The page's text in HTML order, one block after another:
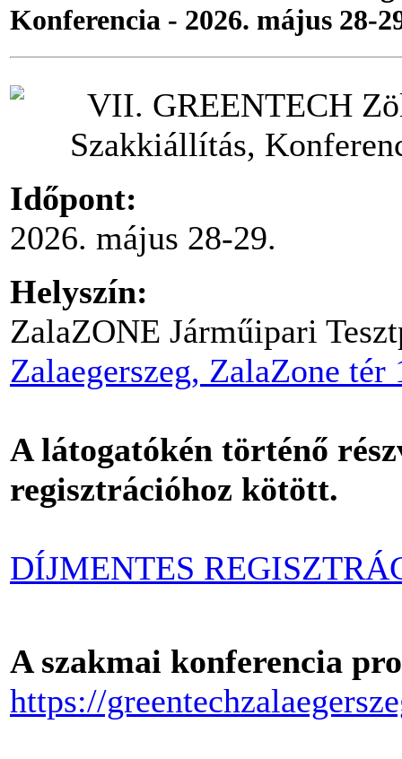
Konferencia - 2026. május 28-
Időpont:
2026. május 28-29.
Helyszín:
ZalaZONE Járműipari
Zalaegerszeg, ZalaZone tér
A látogatókén történő
regisztrációhoz kötött.
DÍJMENTES
A szakmai konferencia
https://